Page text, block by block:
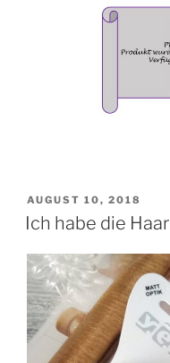
VERÖFFENTLICHT
AM
AUGUST 10, 2018
Ich habe die